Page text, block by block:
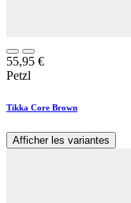
55,95 €
Petzl
Tikka Core Brown
Afficher les variantes